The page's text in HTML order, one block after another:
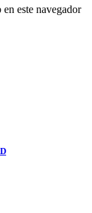
este navegador